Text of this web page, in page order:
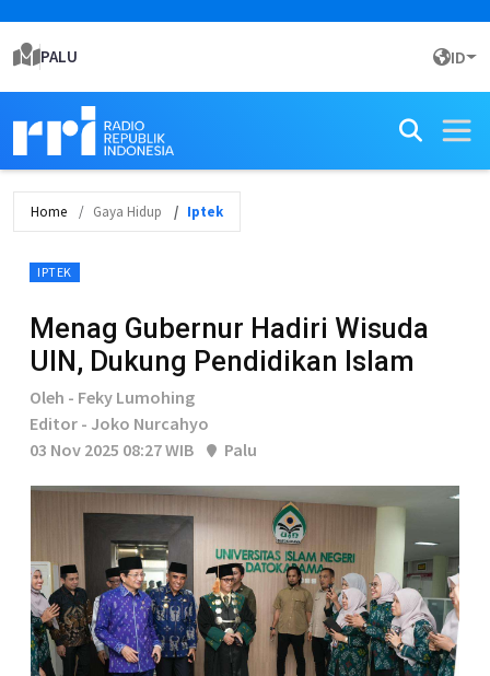
PALU ID
Home Gaya Hidup Iptek
IPTEK
Menag Gubernur Hadiri Wisuda
UIN, Dukung Pendidikan Islam
Oleh - Feky Lumohing
Editor - Joko Nurcahyo
03 Nov 2025 08:27 WIB
Palu